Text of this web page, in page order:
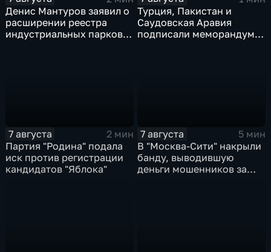
Денис Мантуров заявил о
расширении реестра
индустриальных парков в
Турция, Пакистан и
Саудовская Аравия
подписали меморандум о
7 августа
2 мин
Партия "Родина" подала
иск против регистрации
кандидатов "Яблока"
7 августа
5 мин
В "Москва‑Сити" накрыли
банду, выводившую
деньги мошенников за